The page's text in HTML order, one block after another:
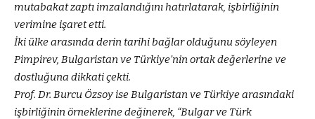
mutabakat zaptı imzalandığını hatırlatarak, işbirliğinin
verimine işaret etti.
İki ülke arasında derin tarihi bağlar olduğunu söyleyen
Pimpirev, Bulgaristan ve Türkiye’nin ortak değerlerine ve
dostluğuna dikkati çekti.
Prof. Dr. Burcu Özsoy ise Bulgaristan ve Türkiye arasındaki
işbirliğinin örneklerine değinerek, “Bulgar ve Türk